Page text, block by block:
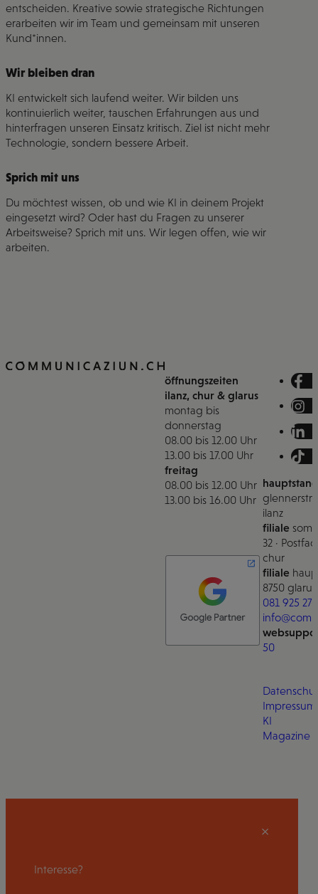
entscheiden. Kreative sowie strategische Richtungen
erarbeiten wir im Team und gemeinsam mit unseren
Kund*innen.
Wir bleiben dran​
KI entwickelt sich laufend weiter. Wir bilden uns
kontinuierlich weiter, tauschen Erfahrungen aus und
hinterfragen unseren Einsatz kritisch. Ziel ist nicht mehr
Technologie, sondern bessere Arbeit.
Sprich mit uns
Du möchtest wissen, ob und wie KI in deinem Projekt
eingesetzt wird? Oder hast du Fragen zu unserer
Arbeitsweise? Sprich mit uns. Wir legen offen, wie wir
arbeiten.
öffnungszeiten
ilanz, chur & glarus
montag bis
donnerstag
08.00 bis 12.00 Uhr
13.00 bis 17.00 Uhr
freitag
08.00 bis 12.00 Uhr
13.00 bis 16.00 Uhr
ilanz
filiale
32 ·
chur
filiale
8750 glarus
081 925 27
50
Impressum
KI
Magazine
Interesse?